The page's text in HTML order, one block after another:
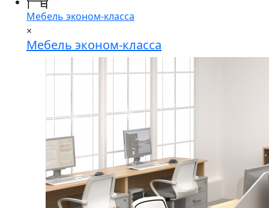
Мебель эконом-класса
×
Мебель эконом-класса